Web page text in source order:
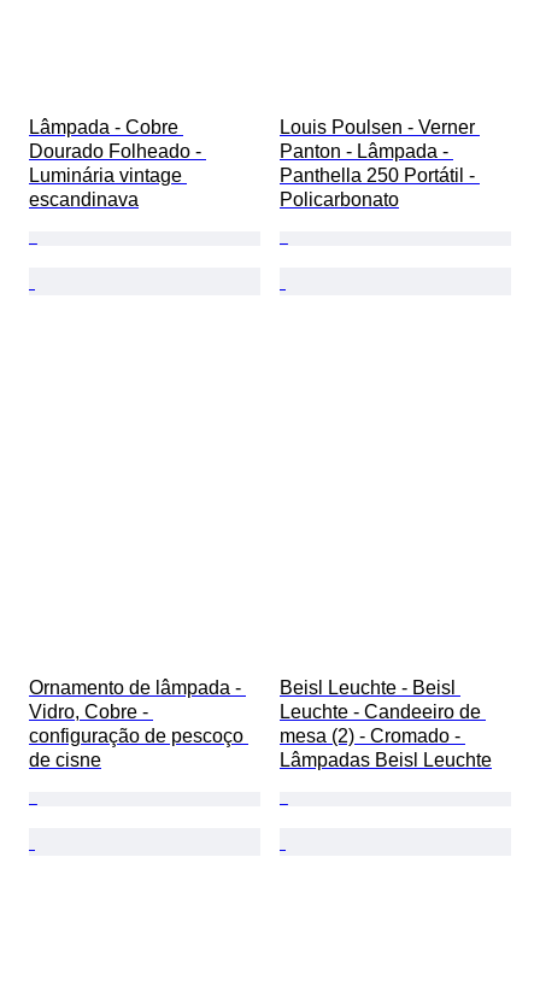
Lâmpada - Cobre
Dourado Folheado -
Luminária vintage
escandinava
Louis Poulsen - Verner
Panton - Lâmpada -
Panthella 250 Portátil -
Policarbonato
Ornamento de lâmpada -
Vidro, Cobre -
configuração de pescoço
de cisne
Beisl Leuchte - Beisl
Leuchte - Candeeiro de
mesa (2) - Cromado -
Lâmpadas Beisl Leuchte